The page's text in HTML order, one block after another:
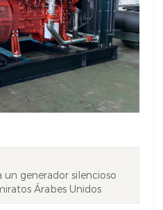
un generador silencioso
Árabes Unidos